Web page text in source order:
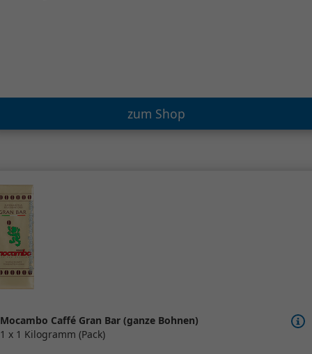
zum Shop
Mocambo Caffé Gran Bar (ganze Bohnen)
1 x 1 Kilogramm (Pack)